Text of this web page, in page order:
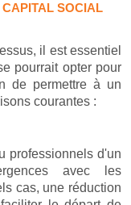
SOCIAL
il est essentiel
pourrait opter pour
de permettre à un
courantes :
professionnels d'un
avec les
cas, une réduction